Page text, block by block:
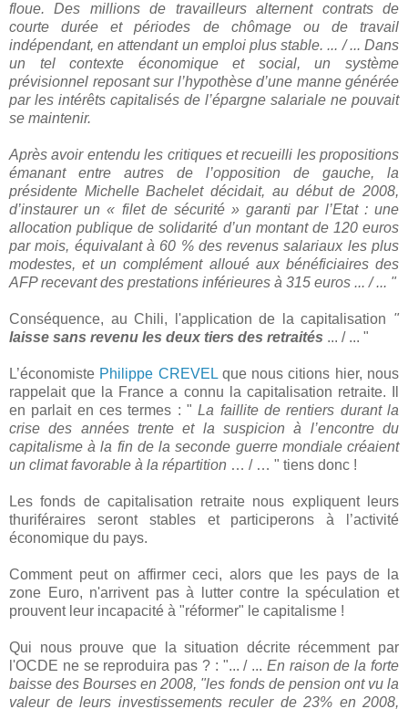
floue. Des millions de travailleurs alternent contrats de
courte durée et périodes de chômage ou de travail
indépendant, en attendant un emploi plus stable. ... / ... Dans
un tel contexte économique et social, un système
prévisionnel reposant sur l’hypothèse d’une manne générée
par les intérêts capitalisés de l’épargne salariale ne pouvait
se maintenir.
Après avoir entendu les critiques et recueilli les propositions
émanant entre autres de l’opposition de gauche, la
présidente Michelle Bachelet décidait, au début de 2008,
d’instaurer un « filet de sécurité » garanti par l’Etat : une
allocation publique de solidarité d’un montant de 120 euros
par mois, équivalant à 60 % des revenus salariaux les plus
modestes, et un complément alloué aux bénéficiaires des
AFP recevant des prestations inférieures à 315 euros ... / ... "
Conséquence, au Chili, l'application de la capitalisation "
laisse sans revenu les deux tiers des retraités ... / ... "
L’économiste Philippe CREVELque nous citions hier, nous
rappelait que la France a connu la capitalisation retraite. Il
en parlait en ces termes : "La faillite de rentiers durant la
crise des années trente et la suspicion à l’encontre du
capitalisme à la fin de la seconde guerre mondiale créaient
un climat favorable à la répartition … / … " tiens donc !
Les fonds de capitalisation retraite nous expliquent leurs
thuriféraires seront stables et participerons à l’activité
économique du pays.
Comment peut on affirmer ceci, alors que les pays de la
zone Euro, n'arrivent pas à lutter contre la spéculation et
prouvent leur incapacité à "réformer" le capitalisme !
Qui nous prouve que la situation décrite récemment par
l'OCDE ne se reproduira pas ? : "... / ... En raison de la forte
baisse des Bourses en 2008, "les fonds de pension ont vu la
valeur de leurs investissements reculer de 23% en 2008,